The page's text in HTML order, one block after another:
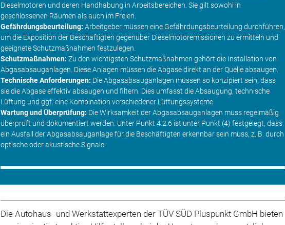
Dieselmotoren und deren Handhabung in Arbeitsbereichen. Sie gilt sowohl in
geschlossenen Räumen als auch im Freien.
Gefährdungsbeurteilung: Arbeitgeber müssen eine Gefährdungsbeurteilung durchführen,
um die Exposition der Beschäftigten gegenüber Dieselmotoremissionen zu ermitteln und
geeignete Schutzmaßnahmen festzulegen.
Schutzmaßnahmen: Zu den wichtigsten Schutzmaßnahmen gehört die Installation von
Abgasabsauganlagen. Diese Anlagen müssen die Abgase direkt an der Quelle absaugen.
Technische Anforderungen: Die Abgasabsauganlagen müssen so konzipiert sein, dass
sie die Abgase effektiv absaugen und filtern. Dies umfasst die Absaugung, technische
Lüftung und ggf. eine Kombination verschiedener Lüftungssysteme.
Wartung und Überprüfung: Die Wirksamkeit der Abgasabsauganlagen muss regelmäßig
überprüft und dokumentiert werden. Unter Punkt 4.2.6 ist unter Punkt (4) festgelegt, dass
ein Ausfall der Abgasabsauganlage für die Beschäftigten erkennbar sein muss, z. B. durch
optische oder akustische Signale.
Die Autohaus- und Werkstattexperten der TÜV SÜD Pluspunkt GmbH bieten